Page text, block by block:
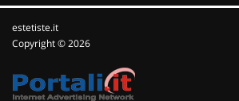
estetiste.it
Copyright © 2026